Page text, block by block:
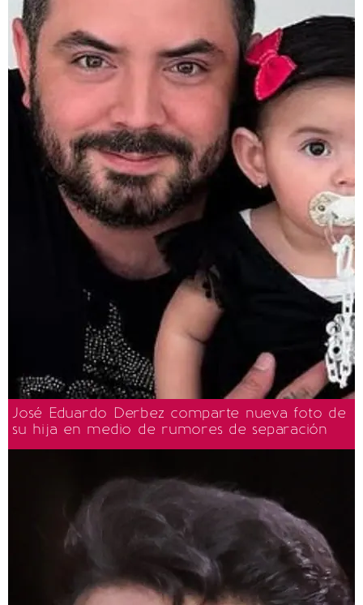
José Eduardo Derbez comparte nueva foto de
su hija en medio de rumores de separación